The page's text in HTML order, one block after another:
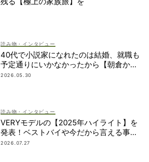
読み物・インタビュー
40代で小説家になれたのは結婚、就職も
予定通りにいかなかったから【朝倉かす
みさん】
2026.05.30
読み物・インタビュー
VERYモデルの【2025年ハイライト】を
発表！ベストバイや今だから言える事件
簿も大公開
2026.07.27